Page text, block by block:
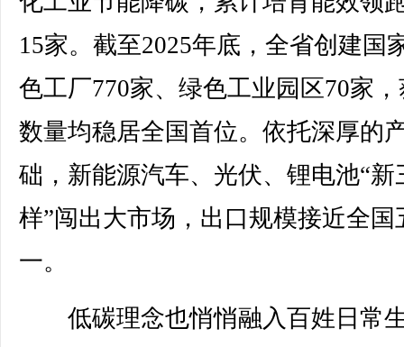
15家。截至2025年底，全省创建国
色工厂770家、绿色工业园区70家
数量均稳居全国首位。依托深厚的
础，新能源汽车、光伏、锂电池“新
样”闯出大市场，出口规模接近全国
一。
低碳理念也悄悄融入百姓日常